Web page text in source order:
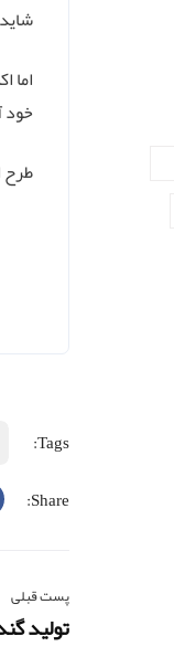
اما
خود
طرح
Tags:
Share:
پست قبلی
تولید